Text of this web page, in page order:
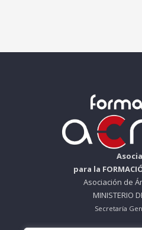
para la
Asociación de
MINISTERIO
Secretaría